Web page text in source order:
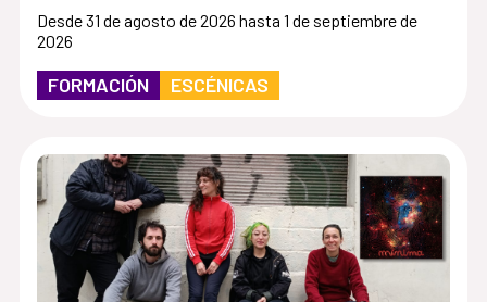
Desde 31 de agosto de 2026 hasta 1 de septiembre de
2026
FORMACIÓN ESCÉNICAS